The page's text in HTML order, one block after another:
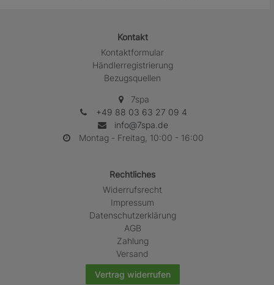
Kontakt
Kontaktformular
Händlerregistrierung
Bezugsquellen
7spa
+49 88 03 63 27 09 4
info@7spa.de
Montag - Freitag, 10:00 - 16:00
Rechtliches
Widerrufs­recht
Impressum
Daten­schutz­erklärung
AGB
Zahlung
Versand
Vertrag widerrufen